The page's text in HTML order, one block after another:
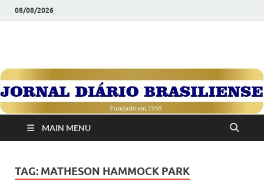
08/08/2026
JORNAL DIÁRIO
BRASILIENSE
1958
MAIN MENU
TAG: MATHESON HAMMOCK PARK